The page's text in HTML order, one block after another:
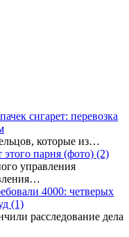
сигарет: перевозка
которые из…
парня (фото) (2)
управления
4000: четверых
(1)
расследование дела